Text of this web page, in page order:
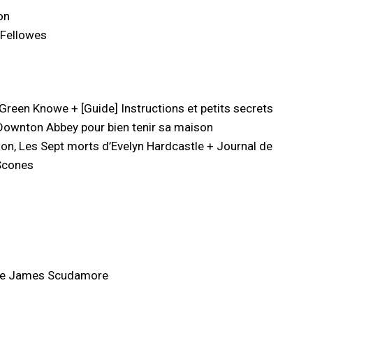
Knowe + [Guide] Instructions et petits secrets
Abbey pour bien tenir sa maison
Les Sept morts d’Evelyn Hardcastle + Journal de
James Scudamore